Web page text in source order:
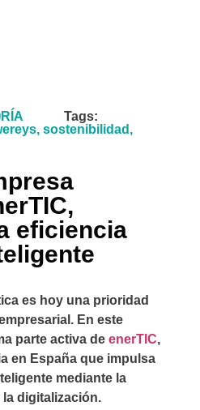
Tags:
, sostenibilidad ,
eficiencia
es hoy una prioridad
En este
parte activa de enerTIC,
en España que impulsa
mediante la
digitalización.